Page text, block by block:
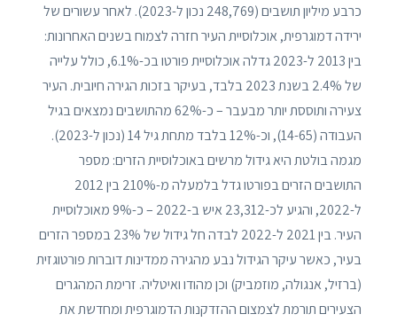
כרבע מיליון תושבים (248,769 נכון ל-2023). לאחר עשורים של
ירידה דמוגרפית, אוכלוסיית העיר חזרה לצמוח בשנים האחרונות:
בין 2013 ל-2023 גדלה אוכלוסיית פורטו בכ-6.1%, כולל עלייה
של 2.4% בשנת 2023 בלבד, בעיקר בזכות הגירה חיובית. העיר
צעירה ותוססת יותר מבעבר – כ-62% מהתושבים נמצאים בגיל
העבודה (14-65), וכ-12% בלבד מתחת גיל 14 (נכון ל-2023).
מגמה בולטת היא גידול מרשים באוכלוסיית הזרים: מספר
התושבים הזרים בפורטו גדל בלמעלה מ-210% בין 2012
ל-2022, והגיע לכ-23,312 איש ב-2022 – כ-9% מאוכלוסיית
העיר. בין 2021 ל-2022 לבדה חל גידול של 23% במספר הזרים
בעיר, כאשר עיקר הגידול נבע מהגירה ממדינות דוברות פורטוגזית
(ברזיל, אנגולה, מוזמביק) וכן מהודו ואיטליה. זרימת המהגרים
הצעירים תורמת לצמצום ההזדקנות הדמוגרפית ומחדשת את